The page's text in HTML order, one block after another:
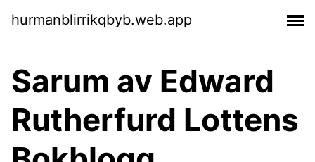
hurmanblirrikqbyb.web.app
Sarum av Edward
Rutherfurd Lottens